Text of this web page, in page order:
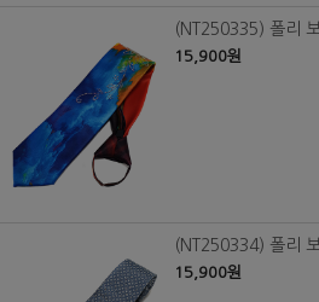
(NT250335) 폴리
15,900원
(NT250334) 폴리
15,900원